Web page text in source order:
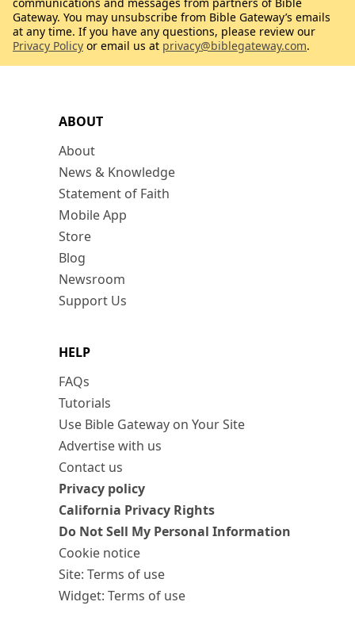
ABOUT
About
News & Knowledge
Statement of Faith
Mobile App
Store
Blog
Newsroom
Support Us
HELP
FAQs
Tutorials
Use Bible Gateway on Your Site
Advertise with us
Contact us
Privacy policy
California Privacy Rights
Do Not Sell My Personal Information
Cookie notice
Site: Terms of use
Widget: Terms of use
Gateway. You may unsubscribe from Bible Gateway’s emails
at any time. If you have any questions, please review our
Privacy Policy or email us at privacy@biblegateway.com.